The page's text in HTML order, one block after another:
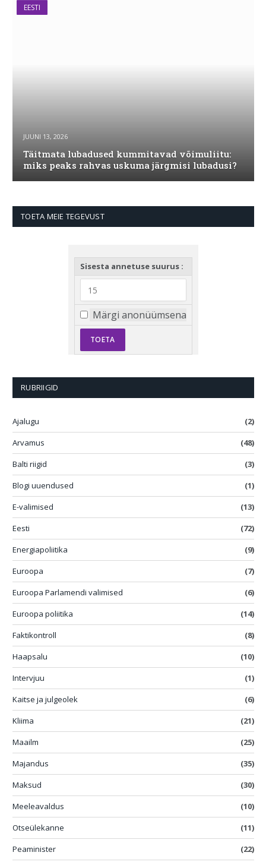
EESTI
JUUNI 13, 2026
Täitmata lubadused kummitavad võimuliitu:
miks peaks rahvas uskuma järgmisi lubadusi?
TOETA MEIE TEGEVUST
Sisesta annetuse suurus :
Märgi anonüümsena
RUBRIIGID
Ajalugu
(2)
Arvamus
(48)
Balti riigid
(3)
Blogi uuendused
(1)
E-valimised
(13)
Eesti
(72)
Energiapoliitika
(9)
Euroopa
(7)
Euroopa Parlamendi valimised
(6)
Euroopa poliitika
(14)
Faktikontroll
(8)
Haapsalu
(10)
Intervjuu
(1)
Kaitse ja julgeolek
(6)
Kliima
(21)
Maailm
(25)
Majandus
(35)
Maksud
(30)
Meeleavaldus
(10)
Otseülekanne
(11)
Peaminister
(22)